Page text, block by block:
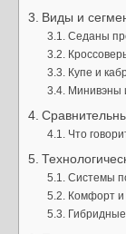
Виды и
Седаны
Купе и
Минивэны
Что
Системы
Комфорт и
Гибридные